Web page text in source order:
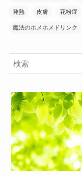
発熱 皮膚 花粉症
魔法のホメホメドリンク